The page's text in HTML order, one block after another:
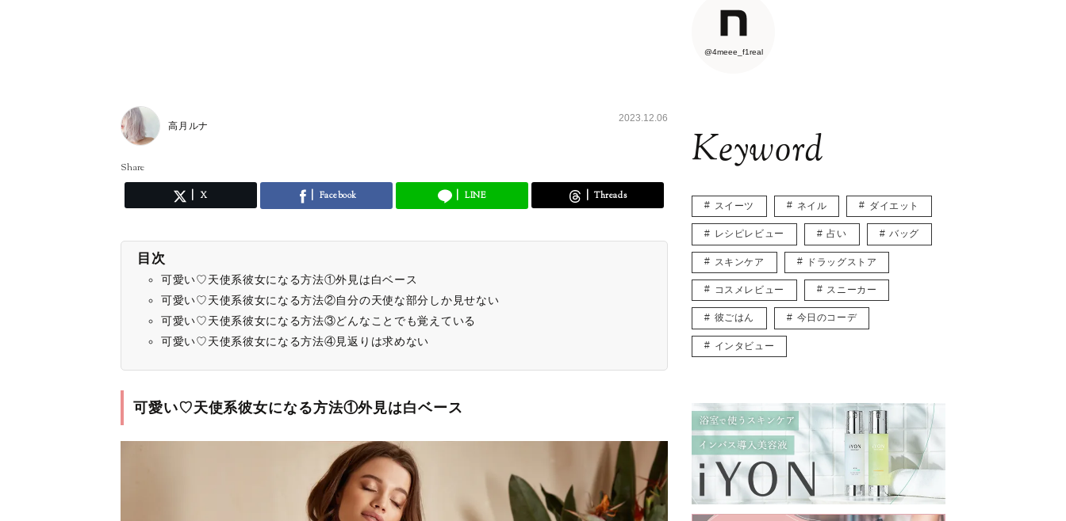
高月ルナ
2023.12.06
Share
X Facebook LINE Threads
目次
可愛い♡天使系彼女になる方法①外見は白ベース
可愛い♡天使系彼女になる方法②自分の天使な部分しか見せない
可愛い♡天使系彼女になる方法③どんなことでも覚えている
可愛い♡天使系彼女になる方法④見返りは求めない
可愛い♡天使系彼女になる方法①外見は白ベース
@4meee_f1real
Keyword
スイーツ ネイル ダイエット
レシピレビュー 占い バッグ
スキンケア ドラッグストア
コスメレビュー スニーカー
彼ごはん 今日のコーデ
インタビュー